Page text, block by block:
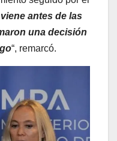
antes de las
una decisión
“, remarcó.